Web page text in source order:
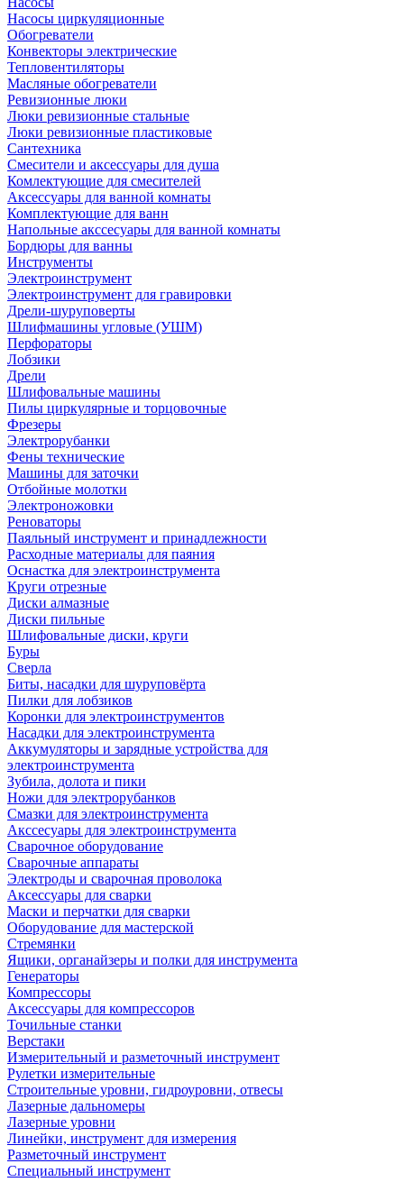
Насосы циркуляционные
Обогреватели
Конвекторы электрические
Тепловентиляторы
Масляные обогреватели
Ревизионные люки
Люки ревизионные стальные
Люки ревизионные пластиковые
Сантехника
Смесители и аксессуары для душа
Комлектующие для смесителей
Аксессуары для ванной комнаты
Комплектующие для ванн
Напольные акссесуары для ванной комнаты
Бордюры для ванны
Инструменты
Электроинструмент
Электроинструмент для гравировки
Дрели-шуруповерты
Шлифмашины угловые (УШМ)
Перфораторы
Лобзики
Дрели
Шлифовальные машины
Пилы циркулярные и торцовочные
Фрезеры
Электрорубанки
Фены технические
Машины для заточки
Отбойные молотки
Электроножовки
Реноваторы
Паяльный инструмент и принадлежности
Расходные материалы для паяния
Оснастка для электроинструмента
Круги отрезные
Диски алмазные
Диски пильные
Шлифовальные диски, круги
Буры
Сверла
Биты, насадки для шуруповёрта
Пилки для лобзиков
Коронки для электроинструментов
Насадки для электроинструмента
Аккумуляторы и зарядные устройства для
электроинструмента
Зубила, долота и пики
Ножи для электрорубанков
Смазки для электроинструмента
Акссесуары для электроинструмента
Сварочное оборудование
Сварочные аппараты
Электроды и сварочная проволока
Аксессуары для сварки
Маски и перчатки для сварки
Оборудование для мастерской
Стремянки
Ящики, органайзеры и полки для инструмента
Генераторы
Компрессоры
Аксессуары для компрессоров
Точильные станки
Верстаки
Измерительный и разметочный инструмент
Рулетки измерительные
Строительные уровни, гидроуровни, отвесы
Лазерные дальномеры
Лазерные уровни
Линейки, инструмент для измерения
Разметочный инструмент
Специальный инструмент